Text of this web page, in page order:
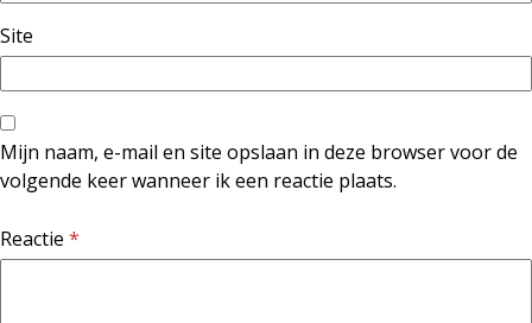
Site
Mijn naam, e-mail en site opslaan in deze browser voor de
volgende keer wanneer ik een reactie plaats.
Reactie *